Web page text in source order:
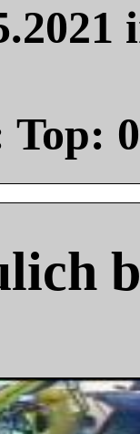
Top: 0